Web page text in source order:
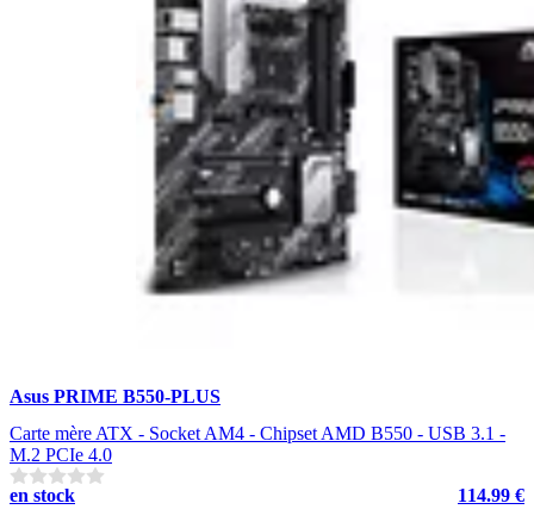
Asus PRIME B550-PLUS
Carte mère ATX - Socket AM4 - Chipset AMD B550 - USB 3.1 -
M.2 PCIe 4.0
en stock
114.99 €